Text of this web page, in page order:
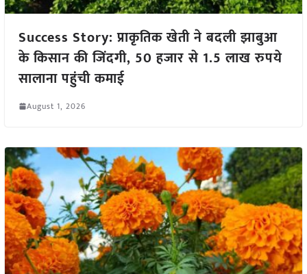
Success Story: प्राकृतिक खेती ने बदली झाबुआ
के किसान की जिंदगी, 50 हजार से 1.5 लाख रुपये
सालाना पहुंची कमाई
August 1, 2026